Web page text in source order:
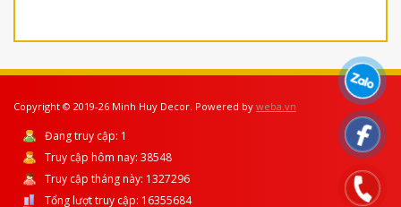
Copyright © 2019-26 Minh Huy Decor. Powered by weba.vn
Đang truy cập: 1
Truy cập hôm nay: 38548
Truy cập tháng này: 1327296
Tổng lượt truy cập: 16355684